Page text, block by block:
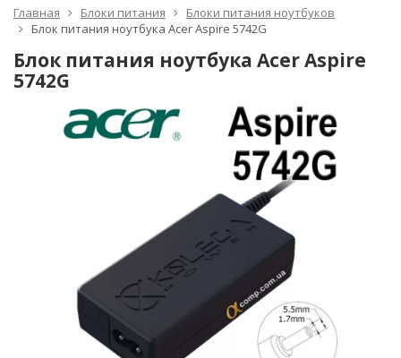
Главная Блоки питания
Блоки питания ноутбуков
Блок питания ноутбука Acer Aspire 5742G
Блок питания ноутбука Acer Aspire
5742G